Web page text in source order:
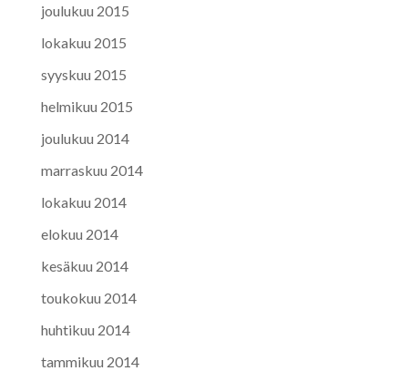
joulukuu 2015
lokakuu 2015
syyskuu 2015
helmikuu 2015
joulukuu 2014
marraskuu 2014
lokakuu 2014
elokuu 2014
kesäkuu 2014
toukokuu 2014
huhtikuu 2014
tammikuu 2014